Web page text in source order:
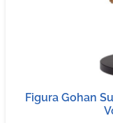
Figura Gohan